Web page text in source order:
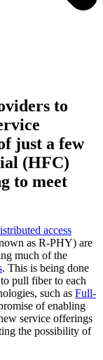
to
just a few
(HFC)
to meet
access
as R-PHY) are
much of the
. This is being done
pull fiber to each
such as Full-
of enabling
service offerings
the possibility of